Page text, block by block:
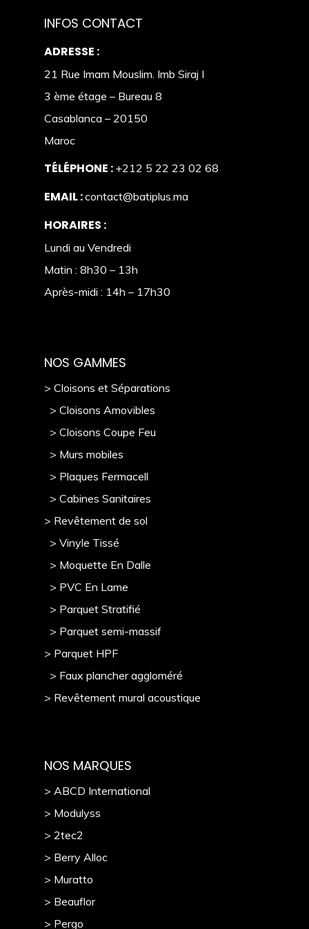
INFOS CONTACT
ADRESSE :
21 Rue Imam Mouslim. Imb Siraj I
3 ème étage – Bureau 8
Casablanca – 20150
Maroc
TÉLÉPHONE : +212 5 22 23 02 68
EMAIL :contact@batiplus.ma
HORAIRES :
Lundi au Vendredi
Matin : 8h30 – 13h
Après-midi : 14h – 17h30
NOS GAMMES
> Cloisons et Séparations
> Cloisons Amovibles
> Cloisons Coupe Feu
> Murs mobiles
> Plaques Fermacell
> Cabines Sanitaires
> Revêtement de sol
> Vinyle Tissé
> Moquette En Dalle
> PVC En Lame
> Parquet Stratifié
> Parquet semi-massif
> Parquet HPF
> Faux plancher aggloméré
> Revêtement mural acoustique
NOS MARQUES
> ABCD International
> Modulyss
> 2tec2
> Berry Alloc
> Muratto
> Beauflor
> Pergo